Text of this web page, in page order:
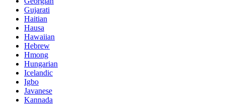
Gujarati
Haitian
Hausa
Hawaiian
Hebrew
Hmong
Hungarian
Icelandic
Igbo
Javanese
Kannada